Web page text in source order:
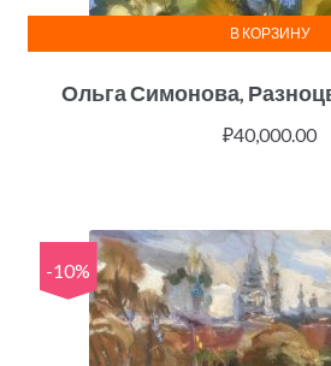
Ольга Симонова,
₽40,000.00
В КОРЗИНУ
-10%